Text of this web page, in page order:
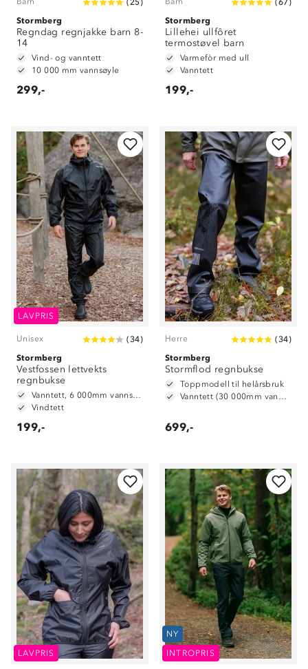
(25)
Stormberg
Regndag regnjakke barn 8-
14
Vind- og vanntett
10 000 mm vannsøyle
299,-
(67)
Stormberg
Lillehei ullfôret
termostøvel barn
Varmefòr med ull
Vanntett
199,-
LAVPRIS
Unisex (34)
Stormberg
Vestfossen lettvekts
regnbukse
Vanntett, 6 000mm vannsøyle
Vindtett
199,-
Herre (34)
Stormberg
Stormflod regnbukse
Toppmodell til helårsbruk
Vanntett (30 000mm vannsøyle)
699,-
LAVPRIS
NY
INTROPRIS